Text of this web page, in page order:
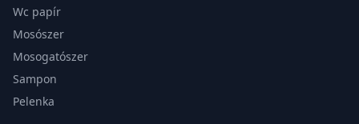
Wc papír
Mosószer
Mosogatószer
Sampon
Pelenka